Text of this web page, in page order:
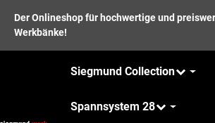
Der Onlineshop für hochwertige und
Werkbänke!
Siegmund Collection
Spannsystem 28